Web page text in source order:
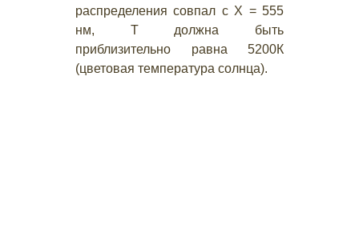
распределения совпал с X = 555
нм, Т должна быть
приблизительно равна 5200К
(цветовая температура солнца).